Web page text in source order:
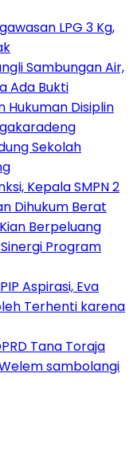
LPG 3 Kg,
Sambungan Air,
Ada Bukti
Hukuman Disiplin
Sekolah
Kepala SMPN 2
Dihukum Berat
Berpeluang
Program
Aspirasi, Eva
Terhenti karena
Tana Toraja
sambolangi